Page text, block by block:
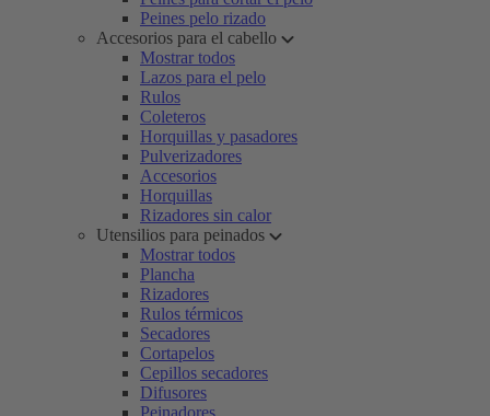
Peines pelo rizado
Accesorios para el cabello
Mostrar todos
Lazos para el pelo
Rulos
Coleteros
Horquillas y pasadores
Pulverizadores
Accesorios
Horquillas
Rizadores sin calor
Utensilios para peinados
Mostrar todos
Plancha
Rizadores
Rulos térmicos
Secadores
Cortapelos
Cepillos secadores
Difusores
Peinadores